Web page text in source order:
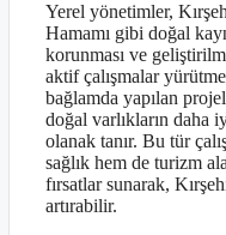
Yerel yönetimler,
Hamamı gibi doğal
korunması ve
aktif çalışmalar
bağlamda yapılan
doğal varlıkların daha
olanak tanır. Bu tür
sağlık hem de turizm
fırsatlar sunarak,
artırabilir.